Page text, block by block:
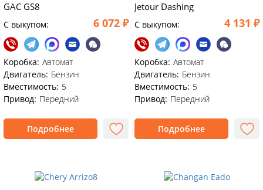
GAC GS8
C выкупом: 6 072 ₽
Коробка: Автомат
Двигатель: Бензин
Вместимость: 5
Привод: Передний
Подробнее
Jetour Dashing
C выкупом: 4 131 ₽
Коробка: Автомат
Двигатель: Бензин
Вместимость: 5
Привод: Передний
Подробнее